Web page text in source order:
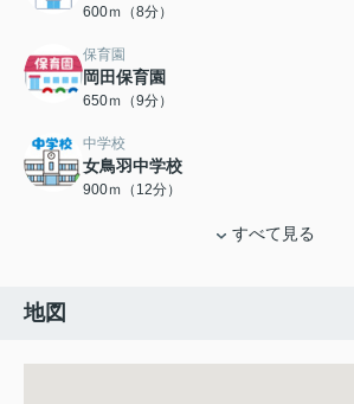
600ｍ（8分）
保育園
岡田保育園
650ｍ（9分）
中学校
女鳥羽中学校
900ｍ（12分）
すべて見る
地図